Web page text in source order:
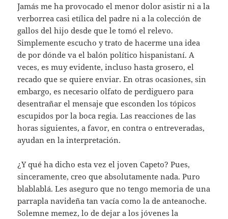
Jamás me ha provocado el menor dolor asistir ni a la
verborrea casi etílica del padre ni a la colección de
gallos del hijo desde que le tomó el relevo.
Simplemente escucho y trato de hacerme una idea
de por dónde va el balón político hispanistaní. A
veces, es muy evidente, incluso hasta grosero, el
recado que se quiere enviar. En otras ocasiones, sin
embargo, es necesario olfato de perdiguero para
desentrañar el mensaje que esconden los tópicos
escupidos por la boca regia. Las reacciones de las
horas siguientes, a favor, en contra o entreveradas,
ayudan en la interpretación.
¿Y qué ha dicho esta vez el joven Capeto? Pues,
sinceramente, creo que absolutamente nada. Puro
blablablá. Les aseguro que no tengo memoria de una
parrapla navideña tan vacía como la de anteanoche.
Solemne memez, lo de dejar a los jóvenes la